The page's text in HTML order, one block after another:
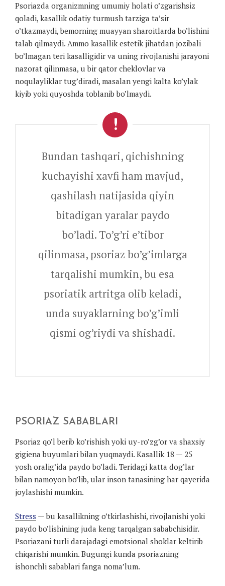
Psoriazda organizmning umumiy holati o’zgarishsiz
qoladi, kasallik odatiy turmush tarziga ta’sir
o’tkazmaydi, bemorning muayyan sharoitlarda bo’lishini
talab qilmaydi. Ammo kasallik estetik jihatdan jozibali
bo’lmagan teri kasalligidir va uning rivojlanishi jarayoni
nazorat qilinmasa, u bir qator cheklovlar va
noqulayliklar tug’diradi, masalan yengi kalta ko’ylak
kiyib yoki quyoshda toblanib bo’lmaydi.
Bundan tashqari, qichishning
kuchayishi xavfi ham mavjud,
qashilash natijasida qiyin
bitadigan yaralar paydo
bo’ladi. To’g’ri e’tibor
qilinmasa, psoriaz bo’g’imlarga
tarqalishi mumkin, bu esa
psoriatik artritga olib keladi,
unda suyaklarning bo’g’imli
qismi og’riydi va shishadi.
PSORIAZ SABABLARI
Psoriaz qo’l berib ko’rishish yoki uy-ro’zg’or va shaxsiy
gigiena buyumlari bilan yuqmaydi. Kasallik 18 — 25
yosh oralig’ida paydo bo’ladi. Teridagi katta dog’lar
bilan namoyon bo’lib, ular inson tanasining har qayerida
joylashishi mumkin.
Stress — bu kasallikning o’tkirlashishi, rivojlanishi yoki
paydo bo’lishining juda keng tarqalgan sababchisidir.
Psoriazani turli darajadagi emotsional shoklar keltirib
chiqarishi mumkin. Bugungi kunda psoriazning
ishonchli sabablari fanga noma’lum.